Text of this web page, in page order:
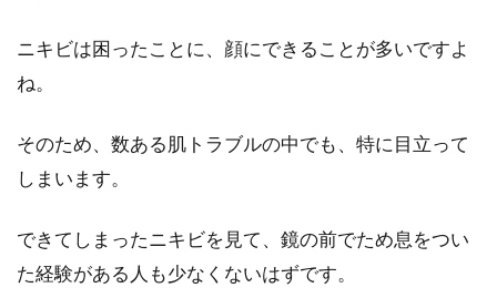
すね毛の処理は何でする？おすすめ
おしゃれで清潔感のある男性は、美容にも力を
注いでいます。現代では、毛深いことと男性ら
眉毛を剃ったら青い！男性にあるあ
ニキビは困ったことに、顔にできることが多いですよ
ね。
そのため、数ある肌トラブルの中でも、特に目立って
しまいます。
できてしまったニキビを見て、鏡の前でため息をつい
た経験がある人も少なくないはずです。